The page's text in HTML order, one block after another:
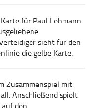
Karte für Paul Lehmann.
sieht für den
die gelbe Karte.
Zusammenspiel mit
Anschließend spielt
den